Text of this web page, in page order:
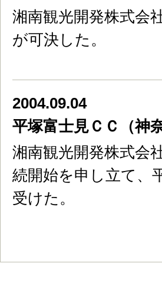
湘南観光開発株式会
が可決した。
2004.09.04
平塚富士見ＣＣ（神
湘南観光開発株式会
続開始を申し立て、
受けた。